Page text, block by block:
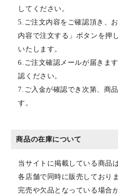
してください。
5.ご注文内容をご確認頂き、
内容で注文する」ボタンを押
いたします。
6.ご注文確認メールが届きま
認ください。
7.ご入金が確認でき次第、商
す。
商品の在庫について
当サイトに掲載している商品
各店舗で同時に販売しており
完売や欠品となっている場合